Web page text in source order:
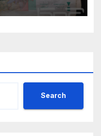
на 2026 г.
Search